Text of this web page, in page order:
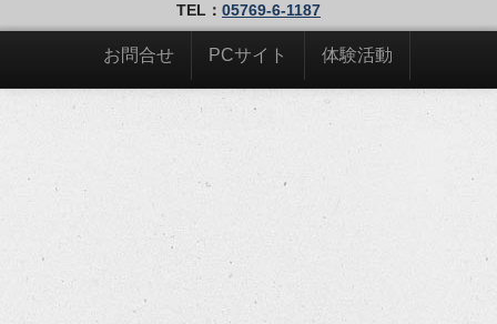
TEL： 05769-6-1187
お問合せ PCサイト 体験活動